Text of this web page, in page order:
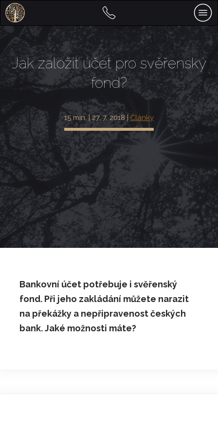
Jak založit účet pro svěřenský
fond?
15 min. | 27. 7. 2018 | Články
Bankovní účet potřebuje i svěřenský
fond. Při jeho zakládání můžete narazit
na překážky a nepřipravenost českých
bank. Jaké možnosti máte?